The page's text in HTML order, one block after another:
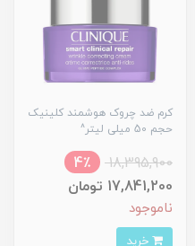
کرم ضد چروک هوشمند کلینیک
حجم 50 میلی لیتر^
18,395,900
4٪
17,841,200 تومان
ناموجود